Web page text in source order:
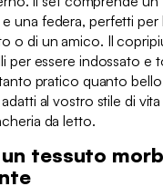
una federa, perfetti per
o di un amico. Il
per essere indossato e
pratico quanto
al vostro stile di
da letto.
tessuto